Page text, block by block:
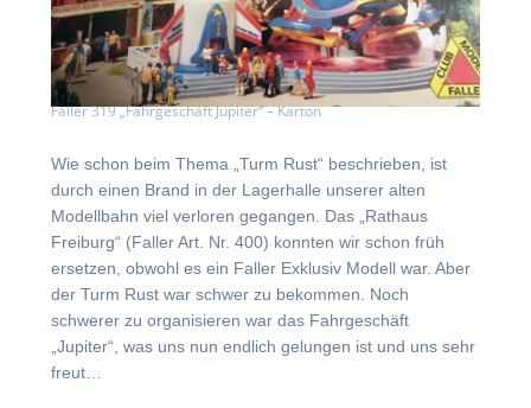
Faller 319 „Fahrgeschäft Jupiter“ – Karton
Wie schon beim Thema „Turm Rust“ beschrieben, ist
durch einen Brand in der Lagerhalle unserer alten
Modellbahn viel verloren gegangen. Das „Rathaus
Freiburg“ (Faller Art. Nr. 400) konnten wir schon früh
ersetzen, obwohl es ein Faller Exklusiv Modell war. Aber
der Turm Rust war schwer zu bekommen. Noch
schwerer zu organisieren war das Fahrgeschäft
„Jupiter“, was uns nun endlich gelungen ist und uns sehr
freut…